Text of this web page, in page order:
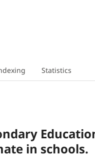
Statistics
in schools.